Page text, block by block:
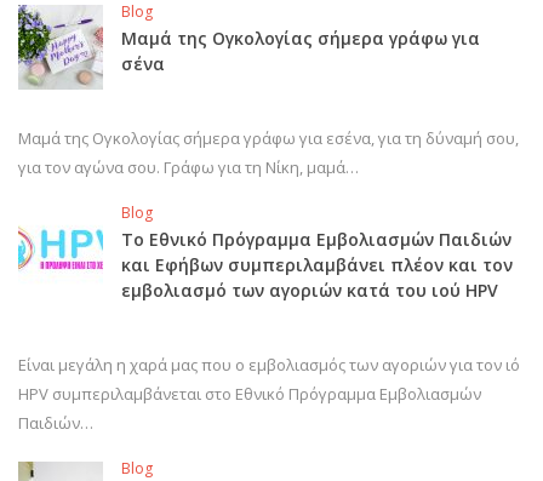
Blog
Μαμά της Ογκολογίας σήμερα γράφω για
σένα
Μαμά της Ογκολογίας σήμερα γράφω για εσένα, για τη δύναμή σου,
για τον αγώνα σου. Γράφω για τη Νίκη, μαμά…
Blog
Το Εθνικό Πρόγραμμα Εμβολιασμών Παιδιών
και Εφήβων συμπεριλαμβάνει πλέον και τον
εμβολιασμό των αγοριών κατά του ιού HPV
Είναι μεγάλη η χαρά μας που ο εμβολιασμός των αγοριών για τον ιό
HPV συμπεριλαμβάνεται στο Εθνικό Πρόγραμμα Εμβολιασμών
Παιδιών…
Blog